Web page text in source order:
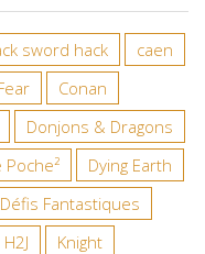
sword hack
caen
Conan
Donjons & Dragons
Dying Earth
Défis Fantastiques
H2J
Knight